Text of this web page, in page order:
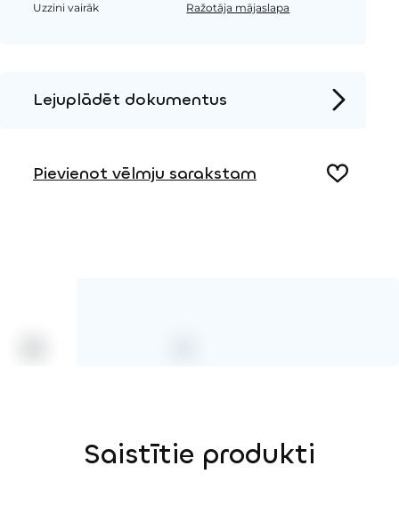
Uzzini vairāk
Ražotāja mājaslapa
Lejuplādēt dokumentus
Pievienot vēlmju sarakstam
Saistītie produkti